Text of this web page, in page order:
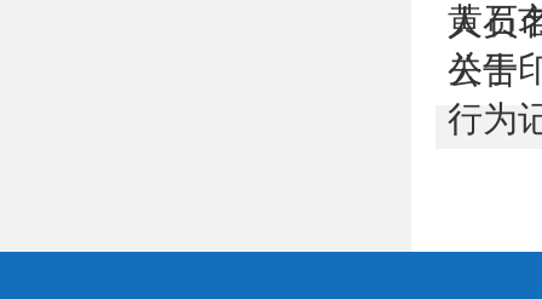
人员
黄石
公告
关于
行为